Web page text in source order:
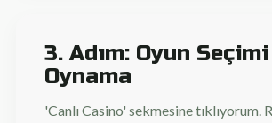
3. Adım: Oyun
Oynama
'Canlı Casino' sekmesine tıklıyorum.